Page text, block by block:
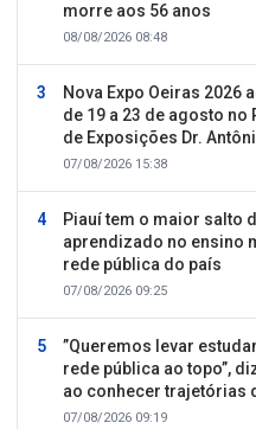
morre aos 56 anos
08/08/2026 08:48
Nova Expo Oeiras 2026
de 19 a 23 de agosto no
de Exposições Dr.
07/08/2026 15:38
Piauí tem o maior salto
aprendizado no ensino
rede pública do país
07/08/2026 09:25
”Queremos levar
rede pública ao topo”,
ao conhecer trajetórias
sucesso
07/08/2026 09:19